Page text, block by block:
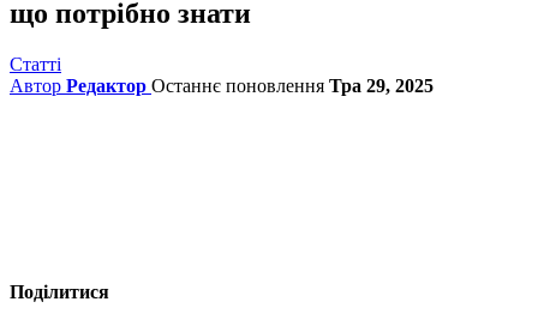
що потрібно знати
Статті
Автор Редактор Останнє поновлення Тра 29, 2025
Поділитися